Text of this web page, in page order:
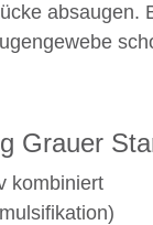
Grauer
kombiniert